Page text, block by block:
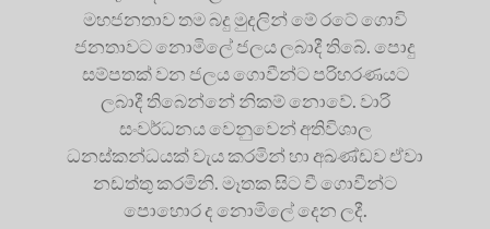
මහජනතාව තම බදු මුදලින් මේ රටේ ගොවි
ජනතාවට නොමිලේ ජලය ලබාදී තිබේ. පොදු
සම්පතක් වන ජලය ගොවීන්ට පරිහරණයට
ලබාදී තිබෙන්නේ නිකම් නොවේ. වාරි
සංවර්ධනය වෙනුවෙන් අතිවිශාල
ධනස්කන්ධයක් වැය කරමින් හා අඛණ්ඩව ඒවා
නඩත්තු කරමිනි. මෑතක සිට වී ගොවීන්ට
පොහොර ද නොමිලේ දෙන ලදී.